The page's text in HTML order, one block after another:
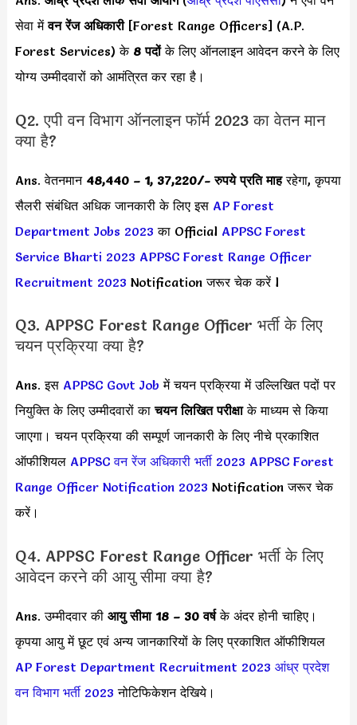
सेवा मेंवन रेंज अधिकारी [Forest Range Officers] (A.P.
Forest Services) के 8 पदोंके लिए ऑनलाइन आवेदन करने के लिए
योग्य उम्मीदवारों को आमंत्रित कर रहा है।
Q2. एपी वन विभाग ऑनलाइन फॉर्म 2023 का वेतन मान
क्या है?
Ans. वेतनमान 48,440 – 1, 37,220/-रुपये प्रति माहरहेगा, कृपया
सैलरी संबंधित अधिक जानकारी के लिए इस AP Forest
Department Jobs 2023 का Official APPSC Forest
Service Bharti 2023 APPSC Forest Range Officer
Recruitment 2023 Notification जरूर चेक करें l
Q3. APPSC Forest Range Officer भर्ती के लिए
चयन प्रक्रिया क्या है?
Ans. इस APPSC Govt Job में चयन प्रक्रिया में उल्लिखित पदों पर
नियुक्ति के लिए उम्मीदवारों काचयन लिखित परीक्षाके माध्यम से किया
जाएगा। चयन प्रक्रिया की सम्पूर्ण जानकारी के लिए नीचे प्रकाशित
ऑफीशियल APPSC वन रेंज अधिकारी भर्ती 2023 APPSC Forest
Range Officer Notification 2023 Notification जरूर चेक
करें।
Q4. APPSC Forest Range Officer भर्ती के लिए
आवेदन करने की आयु सीमा क्या है?
Ans. उम्मीदवार की आयु सीमा 18 – 30 वर्षके अंदर होनी चाहिए।
कृपया आयु में छूट एवं अन्य जानकारियों के लिए प्रकाशित ऑफीशियल
AP Forest Department Recruitment 2023 आंध्र प्रदेश
वन विभाग भर्ती 2023 नोटिफिकेशन देखिये।